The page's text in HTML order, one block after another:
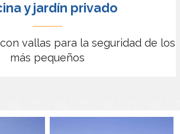
y jardín privado
vallas para la seguridad de los
más pequeños